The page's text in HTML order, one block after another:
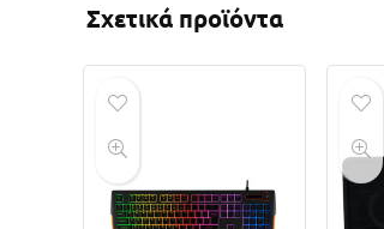
Σχετικά προϊόντα